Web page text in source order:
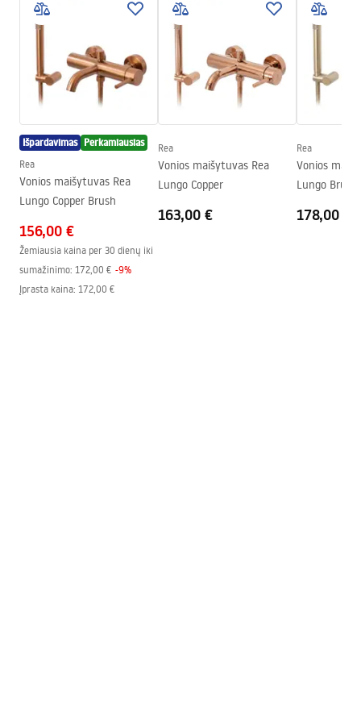
Snapelio tipas
Fiksuota
Žalvaris, ABS
Snapelio diapazonas
190mm
Aukštis
mm
Ryšio skersmuo
Jungčių atstumas
150mm
Garantija
Surinkimo instrukcijos
Garantijos sąlygos
Warranty_Terms_and_Conditions_Faucets_-_5.pdf
Išpardavimas Perkamiausias
Rea
Vonios maišytuvas Rea
Lungo Copper Brush
156,00 €
Žemiausia kaina per 30 dienų iki
sumažinimo: 172,00 € -9%
Įprasta kaina: 172,00 €
Rea
Vonios maišytuvas Rea
Lungo Copper
163,00 €
Rea
Vonios
Lungo Brush
178,00 €